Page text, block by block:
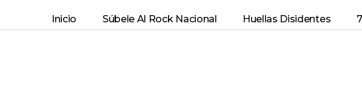
Inicio Súbele Al Rock Nacional Huellas Disidentes